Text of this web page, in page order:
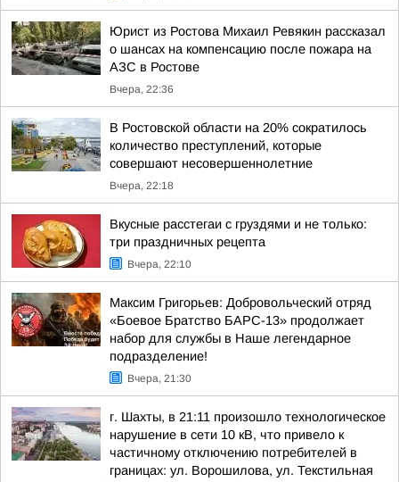
Юрист из Ростова Михаил Ревякин рассказал
о шансах на компенсацию после пожара на
АЗС в Ростове
Вчера, 22:36
В Ростовской области на 20% сократилось
количество преступлений, которые
совершают несовершеннолетние
Вчера, 22:18
Вкусные расстегаи с груздями и не только:
три праздничных рецепта
Вчера, 22:10
Максим Григорьев: Добровольческий отряд
«Боевое Братство БАРС-13» продолжает
набор для службы в Наше легендарное
подразделение!
Вчера, 21:30
г. Шахты, в 21:11 произошло технологическое
нарушение в сети 10 кВ, что привело к
частичному отключению потребителей в
границах: ул. Ворошилова, ул. Текстильная